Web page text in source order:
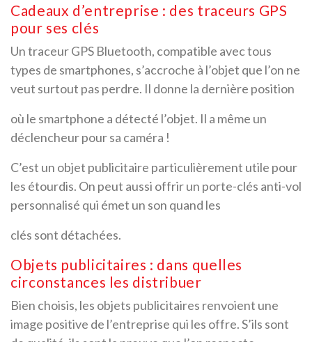
Cadeaux d’entreprise : des traceurs GPS
pour ses clés
Un traceur GPS Bluetooth, compatible avec tous
types de smartphones, s’accroche à l’objet que l’on ne
veut surtout pas perdre. Il donne la dernière position
où le smartphone a détecté l’objet. Il a même un
déclencheur pour sa caméra !
C’est un objet publicitaire particulièrement utile pour
les étourdis. On peut aussi offrir un porte-clés anti-vol
personnalisé qui émet un son quand les
clés sont détachées.
Objets publicitaires : dans quelles
circonstances les distribuer
Bien choisis, les objets publicitaires renvoient une
image positive de l’entreprise qui les offre. S’ils sont